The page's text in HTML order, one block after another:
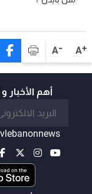
A+
A-
أهم الأخبار